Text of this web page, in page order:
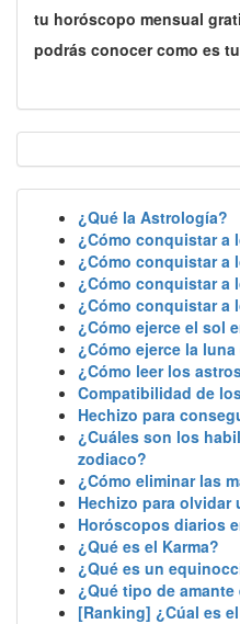
tu horóscopo mensual
podrás conocer como es
¿Qué la Astrología?
¿Cómo conquistar a
¿Cómo conquistar a
¿Cómo conquistar a
¿Cómo conquistar a
¿Cómo ejerce el sol
¿Cómo ejerce la
¿Cómo leer los
Compatibilidad de
Hechizo para
¿Cuáles son los
zodiaco?
¿Cómo eliminar las
Hechizo para olvidar
Horóscopos diarios
¿Qué es el Karma?
¿Qué es un
¿Qué tipo de
[Ranking] ¿Cúal es